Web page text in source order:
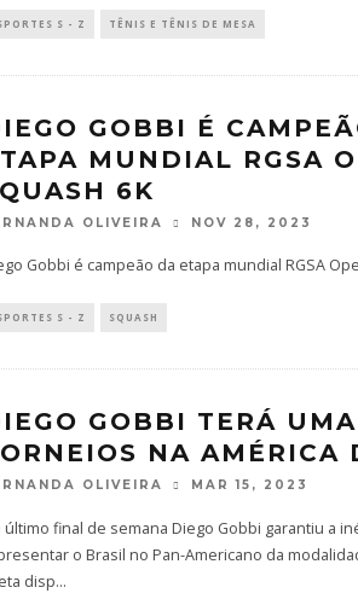
S - Z TÊNIS E TÊNIS DE MESA
GOBBI É
MUNDIAL RGSA
6K
OLIVEIRA NOV 28, 2023
Gobbi é campeão da etapa mundial RGSA
S - Z SQUASH
GOBBI TERÁ
NA AMÉRICA
OLIVEIRA MAR 15, 2023
último final de semana Diego Gobbi garantiu a
o Brasil no Pan-Americano da
disp...